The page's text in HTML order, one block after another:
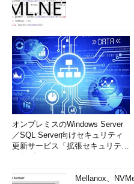
オンプレミスのWindows Server
／SQL Server向けセキュリティ
更新サービス「拡張セキュリティ
Mellanox、